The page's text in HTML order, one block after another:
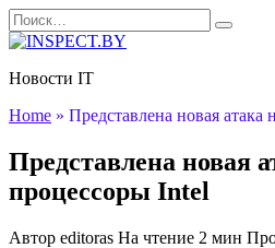
Перейти
к
Search
for:
Новости IT
Home » Представлена новая атака
Представлена новая
процессоры Intel
Автор editoras На чтение 2 мин